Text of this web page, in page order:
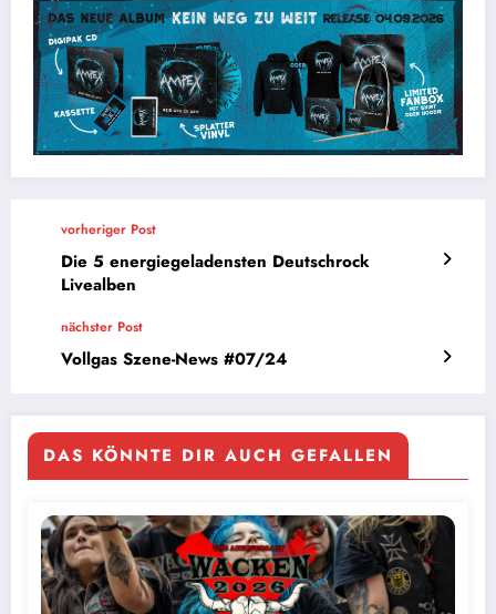
vorheriger Post
Die 5 energiegeladensten Deutschrock
Livealben
nächster Post
Vollgas Szene-News #07/24
DAS KÖNNTE DIR AUCH GEFALLEN